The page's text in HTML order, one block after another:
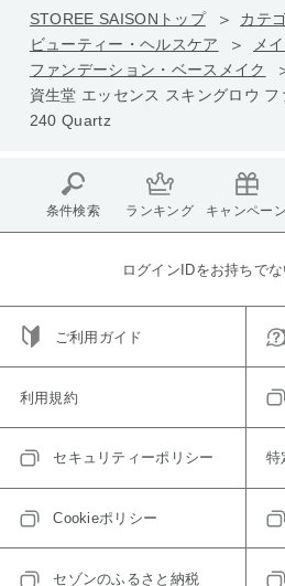
STOREE SAISONトップ
カテ
ビューティー・ヘルスケア
メ
ファンデーション・ベースメイク
資生堂 エッセンス スキングロウ
240 Quartz
条件検索 ランキング キャンペーン
ログインIDをお持ちで
ご利用ガイド
利用規約
セキュリティーポリシー 特
Cookieポリシー
セゾンのふるさと納税